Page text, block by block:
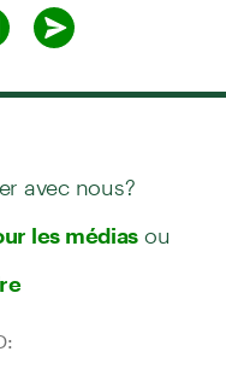
avec nous?
les médias ou